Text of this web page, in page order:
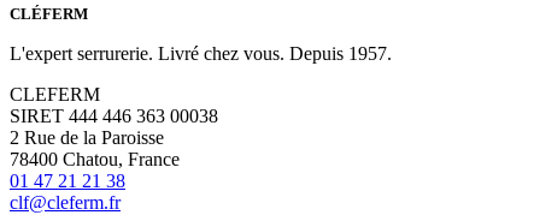
CLÉFERM
L'expert serrurerie. Livré chez vous. Depuis 1957.
CLEFERM
SIRET 444 446 363 00038
2 Rue de la Paroisse
78400 Chatou, France
01 47 21 21 38
clf@cleferm.fr